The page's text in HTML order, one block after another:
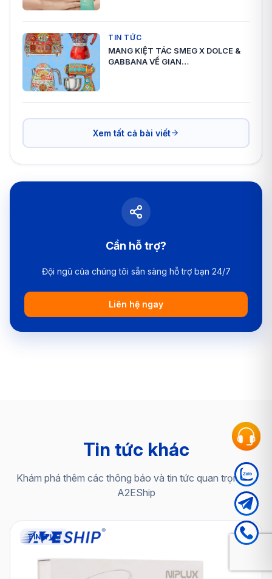
TIN TỨC
MANG KIỆT TÁC SMEG X DOLCE &
GABBANA VỀ GIAN…
Xem tất cả bài viết
Cần hỗ trợ?
Đội ngũ của chúng tôi sẵn sàng hỗ trợ bạn 24/7
Liên hệ ngay
Tin tức khác
Khám phá thêm các thông báo và tin tức quan trọng từ
A2EShip
TIN TỨC